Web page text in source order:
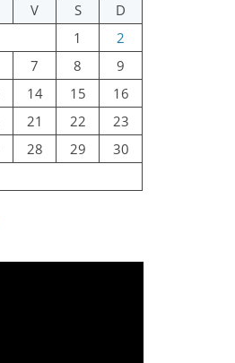
V S
D
1
2
7 8
9
14 15
16
21 22
23
28 29
30